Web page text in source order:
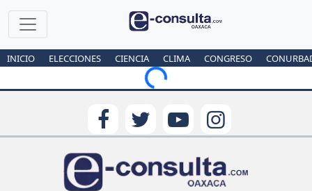
INICIO ELECCIONES CIENCIA CLIMA CONGRESO
Loading...